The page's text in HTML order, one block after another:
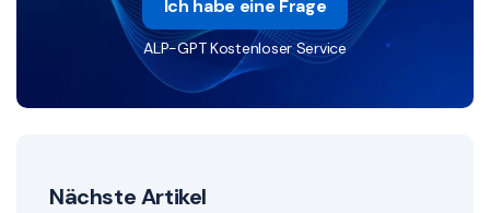
Ich habe eine Frage
ALP-GPT Kostenloser Service
Nächste Artikel